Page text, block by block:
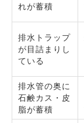
れが蓄積
排水トラップ
が目詰まりし
ている
排水管の奥に
石鹸カス・皮
脂が蓄積